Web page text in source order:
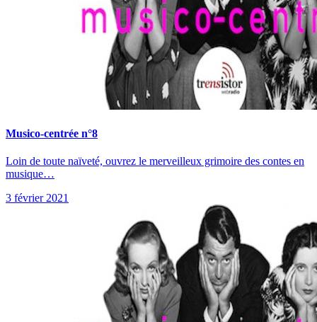
Musico-centrée n°8
Loin de toute naïveté, ouvrez le merveilleux grimoire des contes en
musique…
3 février 2021